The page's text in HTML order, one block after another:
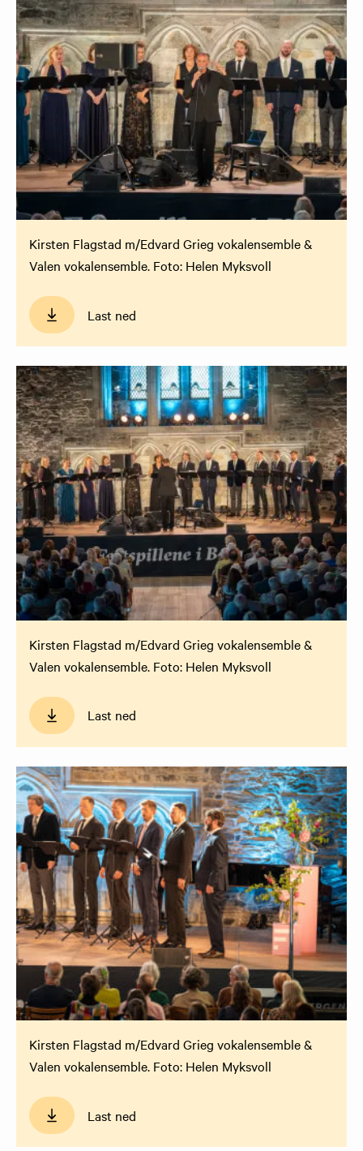
Kirsten Flagstad m/Edvard Grieg vokalensemble &
Valen vokalensemble. Foto: Helen Myksvoll
Last ned
Kirsten Flagstad m/Edvard Grieg vokalensemble &
Valen vokalensemble. Foto: Helen Myksvoll
Last ned
Kirsten Flagstad m/Edvard Grieg vokalensemble &
Valen vokalensemble. Foto: Helen Myksvoll
Last ned